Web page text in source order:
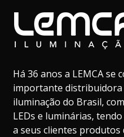
Há 36 anos a LEMCA se
importante
iluminação do Brasil,
LEDs e luminárias,
a seus clientes produtos